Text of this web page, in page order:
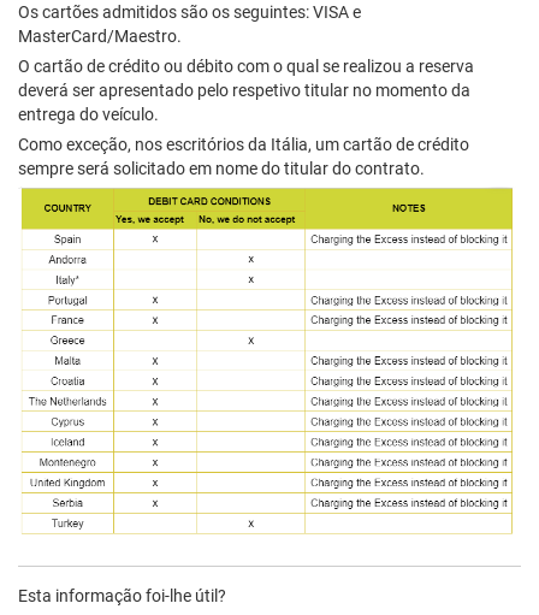
Os cartões admitidos são os seguintes: VISA e
MasterCard/Maestro.
O cartão de crédito ou débito com o qual se realizou a reserva
deverá ser apresentado pelo respetivo titular no momento da
entrega do veículo.
Como exceção, nos escritórios da Itália, um cartão de crédito
sempre será solicitado em nome do titular do contrato.
Esta informação foi-lhe útil?